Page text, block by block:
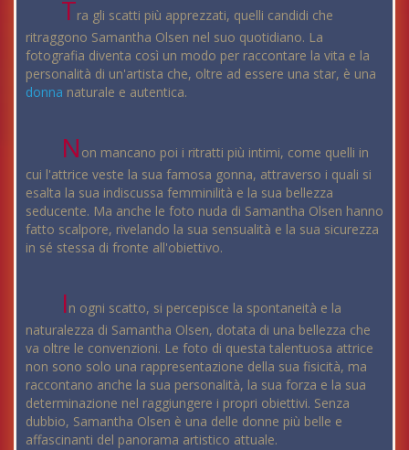
Tra gli scatti più apprezzati, quelli candidi che
ritraggono Samantha Olsen nel suo quotidiano. La
fotografia diventa così un modo per raccontare la vita e la
personalità di un'artista che, oltre ad essere una star, è una
donna naturale e autentica.
N on mancano poi i ritratti più intimi, come quelli in
cui l'attrice veste la sua famosa gonna, attraverso i quali si
esalta la sua indiscussa femminilità e la sua bellezza
seducente. Ma anche le foto nuda di Samantha Olsen hanno
fatto scalpore, rivelando la sua sensualità e la sua sicurezza
in sé stessa di fronte all'obiettivo.
In ogni scatto, si percepisce la spontaneità e la
naturalezza di Samantha Olsen, dotata di una bellezza che
va oltre le convenzioni. Le foto di questa talentuosa attrice
non sono solo una rappresentazione della sua fisicità, ma
raccontano anche la sua personalità, la sua forza e la sua
determinazione nel raggiungere i propri obiettivi. Senza
dubbio, Samantha Olsen è una delle donne più belle e
affascinanti del panorama artistico attuale.